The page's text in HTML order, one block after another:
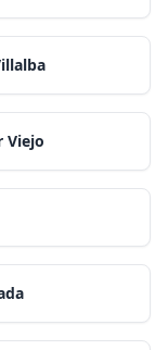
Viejo